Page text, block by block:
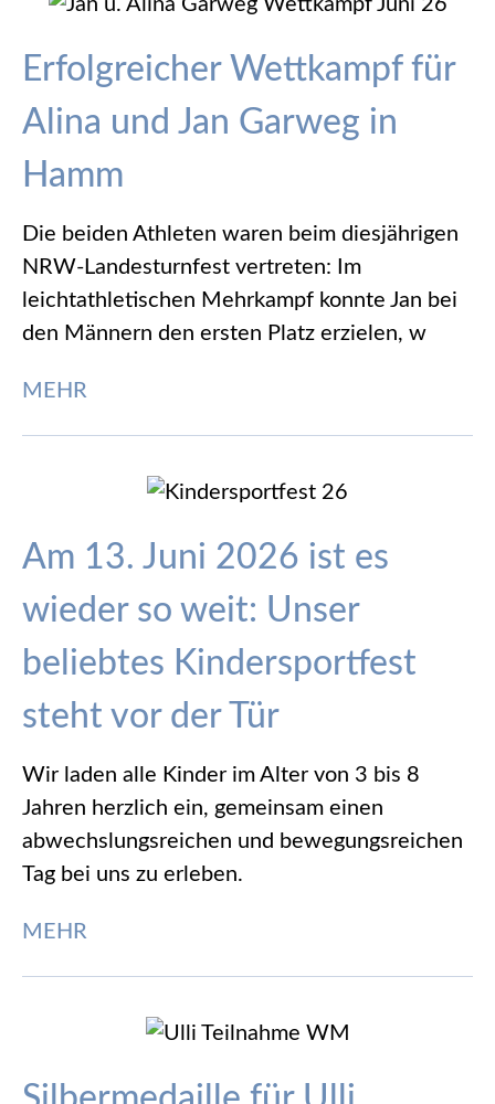
Erfolgreicher Wettkampf für
Alina und Jan Garweg in
Hamm
Die beiden Athleten waren beim diesjährigen
NRW-Landesturnfest vertreten: Im
leichtathletischen Mehrkampf konnte Jan bei
den Männern den ersten Platz erzielen, w
MEHR
Am 13. Juni 2026 ist es
wieder so weit: Unser
beliebtes Kindersportfest
steht vor der Tür
Wir laden alle Kinder im Alter von 3 bis 8
Jahren herzlich ein, gemeinsam einen
abwechslungsreichen und bewegungsreichen
Tag bei uns zu erleben.
MEHR